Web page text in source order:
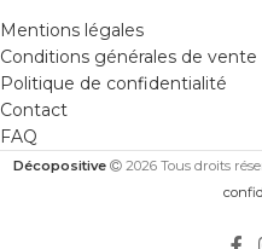
Mentions légales
Conditions générales de vente
Politique de confidentialité
Contact
FAQ
Décopositive 2026 Tous droits